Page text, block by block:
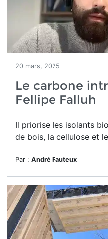
20 mars, 2025
Le carbone
Fellipe Falluh
Il priorise les isolants
de bois, la cellulose et
Par : André Fauteux